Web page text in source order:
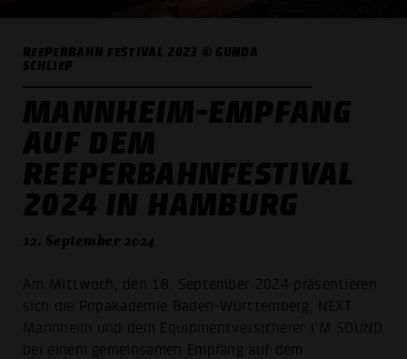
REEPERBAHN FESTIVAL 2023 © GUNDA
SCHLIEP
MANNHEIM-EMPFANG
AUF DEM
REEPERBAHNFESTIVAL
2024 IN HAMBURG
12. September 2024
Am Mittwoch, den 18. September 2024 präsentieren
sich die Popakademie Baden-Württemberg, NEXT
Mannheim und dem Equipmentversicherer I’M SOUND
bei einem gemeinsamen Empfang auf dem